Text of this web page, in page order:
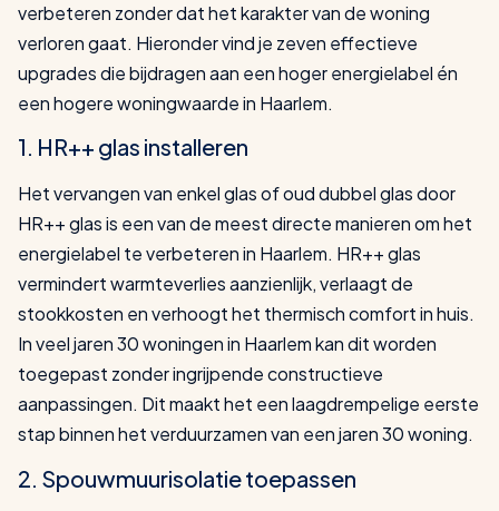
verbeteren zonder dat het karakter van de woning
verloren gaat. Hieronder vind je zeven effectieve
upgrades die bijdragen aan een hoger energielabel én
een hogere woningwaarde in Haarlem.
1. HR++ glas installeren
Het vervangen van enkel glas of oud dubbel glas door
HR++ glas is een van de meest directe manieren om het
energielabel te verbeteren in Haarlem. HR++ glas
vermindert warmteverlies aanzienlijk, verlaagt de
stookkosten en verhoogt het thermisch comfort in huis.
In veel jaren 30 woningen in Haarlem kan dit worden
toegepast zonder ingrijpende constructieve
aanpassingen. Dit maakt het een laagdrempelige eerste
stap binnen het verduurzamen van een jaren 30 woning.
2. Spouwmuurisolatie toepassen